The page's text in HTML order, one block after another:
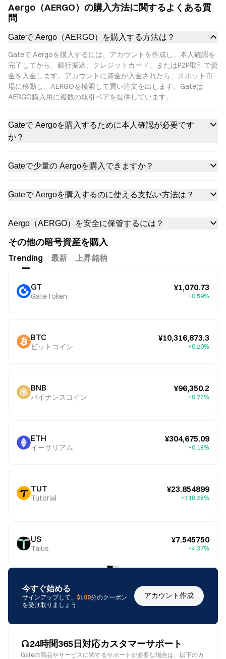
Aergo（AERGO）の購入方法に関するよくある質
問
Gateで Aergo（AERGO）を購入する方法は？
Gateで Aergoを購入するには、アカウントを作成し、本人確認を
完了してから、銀行振込、クレジットカード、またはP2P取引で資
金を入金します。アカウントに資金が入金されたら、スポット市
場に移動し、AERGOを検索して買い注文を出します。Gateは
AERGO購入用に複数の取引ペアを提供しています。
Gateで Aergoを購入するために本人確認が必要です
か？
Gateで少量の Aergoを購入できますか？
Gateで Aergoを購入するのに使える支払い方法は？
Aergo（AERGO）を安全に保管するには？
その他の暗号資産を購入
Trending 最新 上昇銘柄
GT
GateToken
¥1,070.73
+0.59%
BTC
ビットコイン
¥10,316,873.3
+0.20%
BNB
バイナンスコイン
¥96,350.2
+0.72%
ETH
イーサリアム
¥304,675.09
+0.18%
TUT
Tutorial
¥23.854899
+118.28%
US
Talus
¥7.545750
+4.37%
今すぐ始める
サインアップして、 $100分のクーポン
を受け取りましょう
アカウント作成
24時間365日対応カスタマーサポート
Gateの商品やサービスに関するサポートが必要な場合は、以下のカ